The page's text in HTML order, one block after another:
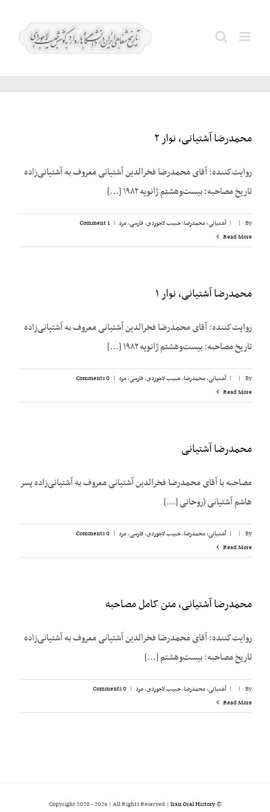
آشتیانی،
محمدرضا آشتیانی، نوار ۲
روایت‌کننده: آقای محمدرضا فخرالدین آشتیانی معروف به آشتیانی‌زاده
تاریخ مصاحبه: بیست‌وهشتم ژانویه ۱۹۸۲ [...]
By
|
| آشتیانی، محمدرضا,حبیب لاجوردی,فارسی,مرد |
1 Comment
Read More
محمدرضا آشتیانی، نوار ۱
روایت‌کننده: آقای محمدرضا فخرالدین آشتیانی معروف به آشتیانی‌زاده
تاریخ مصاحبه: بیست‌وهشتم ژانویه ۱۹۸۲ [...]
By
|
| آشتیانی، محمدرضا,حبیب لاجوردی,فارسی,مرد |
0 Comments
Read More
محمدرضا آشتیانی
مصاحبه با آقای محمدرضا فخرالدین آشتیانی معروف به آشتیانی‌زاده پسر
هاشم آشتیانی (روحانی [...]
By
|
| آشتیانی، محمدرضا,حبیب لاجوردی,فارسی,مرد |
0 Comments
Read More
محمدرضا آشتیانی، متن کامل مصاحبه
روایت‌کننده: آقای محمدرضا فخرالدین آشتیانی معروف به آشتیانی‌زاده
تاریخ مصاحبه: بیست‌وهشتم [...]
By
|
| آشتیانی، محمدرضا,حبیب لاجوردی,مرد |
0 Comments
Read More
© Copyright 2020 -
2026 | All Rights Reserved | Iran Oral History